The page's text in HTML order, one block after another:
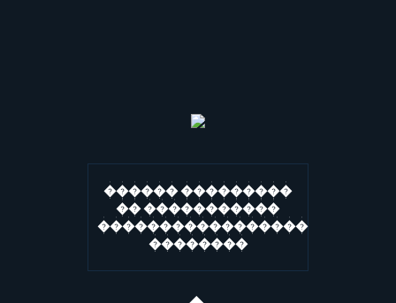
������ ���������
�� �����������
�����������������
��������